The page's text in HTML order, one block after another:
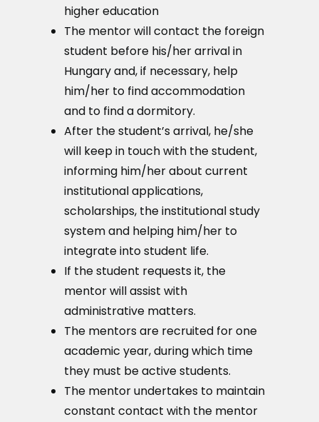
higher education
The mentor will contact the foreign
student before his/her arrival in
Hungary and, if necessary, help
him/her to find accommodation
and to find a dormitory.
After the student’s arrival, he/she
will keep in touch with the student,
informing him/her about current
institutional applications,
scholarships, the institutional study
system and helping him/her to
integrate into student life.
If the student requests it, the
mentor will assist with
administrative matters.
The mentors are recruited for one
academic year, during which time
they must be active students.
The mentor undertakes to maintain
constant contact with the mentor